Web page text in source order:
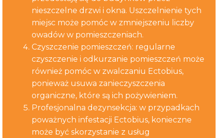
nieszczelne drzwi i okna. Uszczelnienie tych
miejsc może pomóc w zmniejszeniu liczby
owadów w pomieszczeniach.
Czyszczenie pomieszczeń: regularne
czyszczenie i odkurzanie pomieszczeń może
również pomóc w zwalczaniu Ectobius,
ponieważ usuwa zanieczyszczenia
organiczne, które są ich pożywieniem.
Profesjonalna dezynsekcja: w przypadkach
poważnych infestacji Ectobius, konieczne
może być skorzystanie z usług